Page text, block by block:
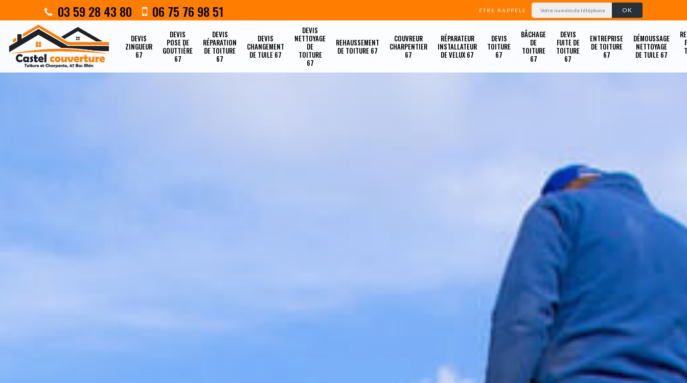
03 59 28 43 80 06 75 76 98 51 ÊTRE RAPPELÉ
DEVIS
ZINGUEUR
67
DEVIS
POSE DE
GOUTTIÈRE
67
DEVIS
RÉPARATION
DE TOITURE
67
DEVIS
CHANGEMENT
DE TUILE 67
DEVIS
NETTOYAGE
DE
TOITURE
67
REHAUSSEMENT
DE TOITURE 67
COUVREUR
CHARPENTIER
67
RÉPARATEUR
INSTALLATEUR
DE VELUX 67
DEVIS
TOITURE
67
BÂCHAGE
DE
TOITURE
67
DEVIS
FUITE DE
TOITURE
67
ENTREPRISE
DE TOITURE
67
DÉMOUSSAGE
NETTOYAGE
DE TUILE 67